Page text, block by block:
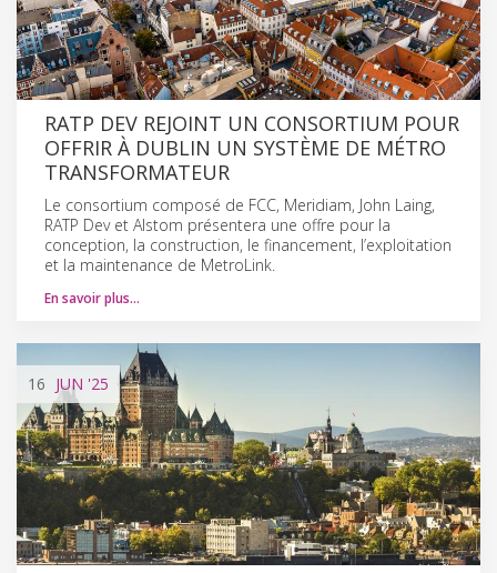
RATP DEV REJOINT UN CONSORTIUM POUR
OFFRIR À DUBLIN UN SYSTÈME DE MÉTRO
TRANSFORMATEUR
Le consortium composé de FCC, Meridiam, John Laing,
RATP Dev et Alstom présentera une offre pour la
conception, la construction, le financement, l’exploitation
et la maintenance de MetroLink.
En savoir plus…
16 JUN '25